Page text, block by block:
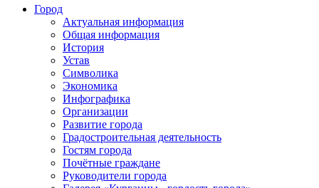
Город
Актуальная информация
Общая информация
История
Устав
Символика
Экономика
Инфографика
Организации
Развитие города
Градостроительная деятельность
Гостям города
Почётные граждане
Руководители города